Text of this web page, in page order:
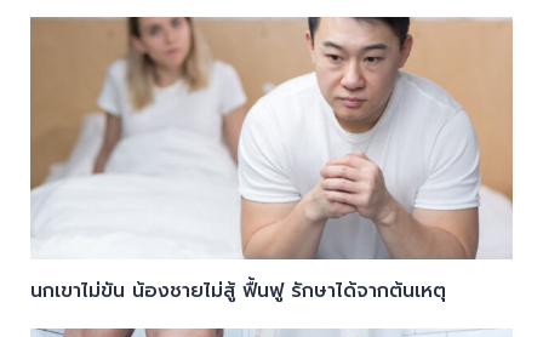
นกเขาไม่ขัน น้องชายไม่สู้ ฟื้นฟู รักษาได้จากต้นเหตุ